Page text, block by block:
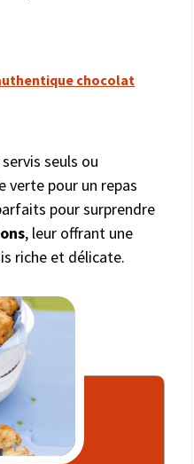
chocolat
seuls ou
verte pour un repas
pour surprendre
, leur offrant une
riche et délicate.